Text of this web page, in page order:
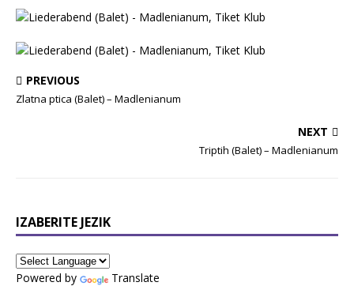
PREVIOUS
Zlatna ptica (Balet) – Madlenianum
NEXT
Triptih (Balet) – Madlenianum
IZABERITE JEZIK
Powered by Translate